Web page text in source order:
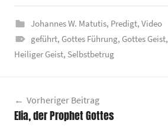
Johannes W. Matutis, Predigt, Video
geführt, Gottes Führung, Gottes Geist,
Heiliger Geist, Selbstbetrug
Vorheriger Beitrag
Elia, der Prophet Gottes